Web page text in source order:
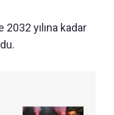
yılına kadar